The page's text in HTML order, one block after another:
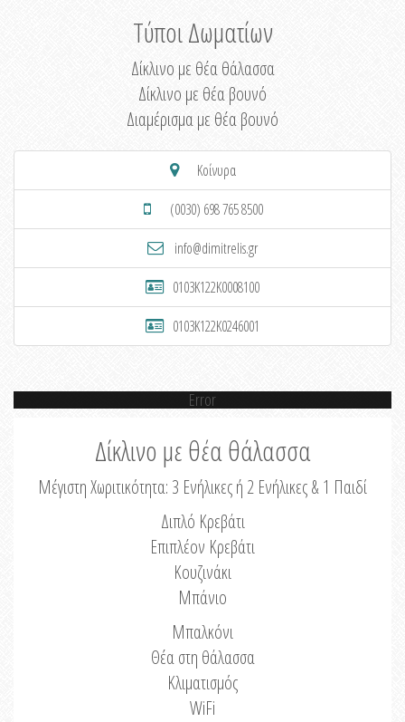
Τύποι Δωματίων
Δίκλινο με θέα θάλασσα
Δίκλινο με θέα βουνό
Διαμέρισμα με θέα βουνό
Κοίνυρα
(0030) 698 765 8500
info@dimitrelis.gr
0103K122K0008100
0103K122K0246001
Error
Δίκλινο με θέα θάλασσα
Μέγιστη Χωριτικότητα: 3 Ενήλικες ή 2 Ενήλικες & 1 Παιδί
Διπλό Κρεβάτι
Επιπλέον Κρεβάτι
Κουζινάκι
Μπάνιο
Μπαλκόνι
Θέα στη θάλασσα
Κλιματισμός
WiFi